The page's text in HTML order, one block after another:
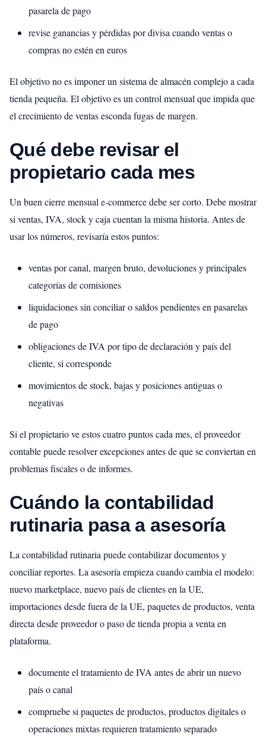
pasarela de pago
revise ganancias y pérdidas por divisa cuando ventas o
compras no estén en euros
El objetivo no es imponer un sistema de almacén complejo a cada
tienda pequeña. El objetivo es un control mensual que impida que
el crecimiento de ventas esconda fugas de margen.
Qué debe revisar el
propietario cada mes
Un buen cierre mensual e-commerce debe ser corto. Debe mostrar
si ventas, IVA, stock y caja cuentan la misma historia. Antes de
usar los números, revisaría estos puntos:
ventas por canal, margen bruto, devoluciones y principales
categorías de comisiones
liquidaciones sin conciliar o saldos pendientes en pasarelas
de pago
obligaciones de IVA por tipo de declaración y país del
cliente, si corresponde
movimientos de stock, bajas y posiciones antiguas o
negativas
Si el propietario ve estos cuatro puntos cada mes, el proveedor
contable puede resolver excepciones antes de que se conviertan en
problemas fiscales o de informes.
Cuándo la contabilidad
rutinaria pasa a asesoría
La contabilidad rutinaria puede contabilizar documentos y
conciliar reportes. La asesoría empieza cuando cambia el modelo:
nuevo marketplace, nuevo país de clientes en la UE,
importaciones desde fuera de la UE, paquetes de productos, venta
directa desde proveedor o paso de tienda propia a venta en
plataforma.
documente el tratamiento de IVA antes de abrir un nuevo
país o canal
compruebe si paquetes de productos, productos digitales o
operaciones mixtas requieren tratamiento separado